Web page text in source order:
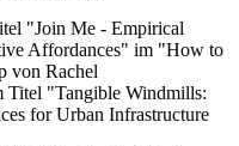
"Join Me - Empirical
Affordances" im "How to
von Rachel
Titel "Tangible Windmills:
for Urban Infrastructure